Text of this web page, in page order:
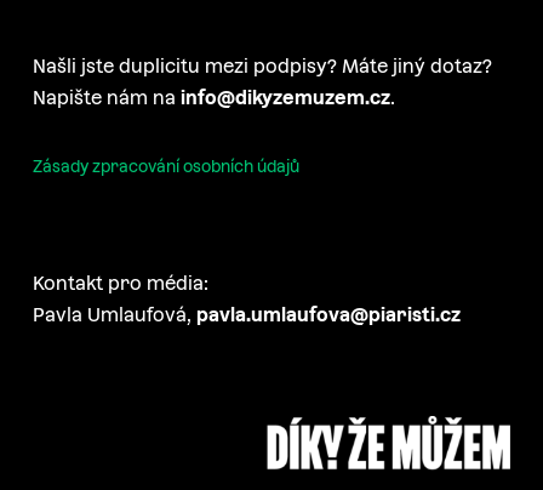
Našli jste duplicitu mezi podpisy? Máte jiný dotaz?
Napište nám na info@dikyzemuzem.cz.
Zásady zpracování osobních údajů
Kontakt pro média:
Pavla Umlaufová, pavla.umlaufova@piaristi.cz